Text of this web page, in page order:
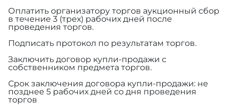
Оплатить организатору торгов аукционный сбор
в течение 3 (трех) рабочих дней после
проведения торгов.
Подписать протокол по результатам торгов.
Заключить договор купли-продажи с
собственником предмета торгов.
Срок заключения договора купли-продажи: не
позднее 5 рабочих дней со дня проведения
торгов